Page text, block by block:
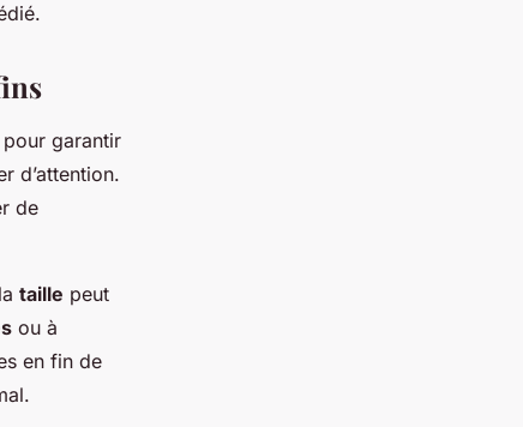
garantir
d’attention.
de
taille peut
ou à
en fin de